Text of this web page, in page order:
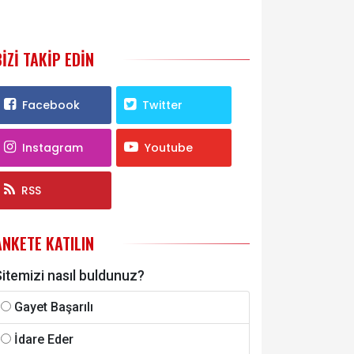
TAKIP EDIN
Facebook Twitter
Instagram Youtube
RSS
KATILIN
nasıl buldunuz?
Gayet Başarılı
İdare Eder